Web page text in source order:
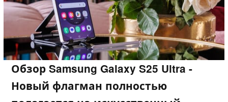
Обзор Samsung Galaxy S25 Ultra -
Новый флагман полностью